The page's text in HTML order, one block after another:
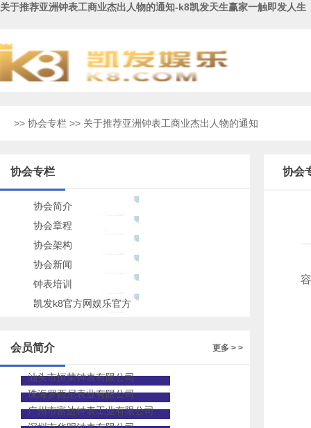
关于推荐亚洲钟表工商业杰出人物的通知-k8凯发天生赢家一触即发人生
>> 协会专栏 >> 关于推荐亚洲钟表工商业杰出人物的通知
协会专栏
协会简介
协会章程
协会架构
协会新闻
钟表培训
凯发k8官方网娱乐官方
更多 > >
会员简介
汕头市恒荣钟表有限公司
珠海罗西尼表业有限公司
广州市富达钟表工业有限公司
协会